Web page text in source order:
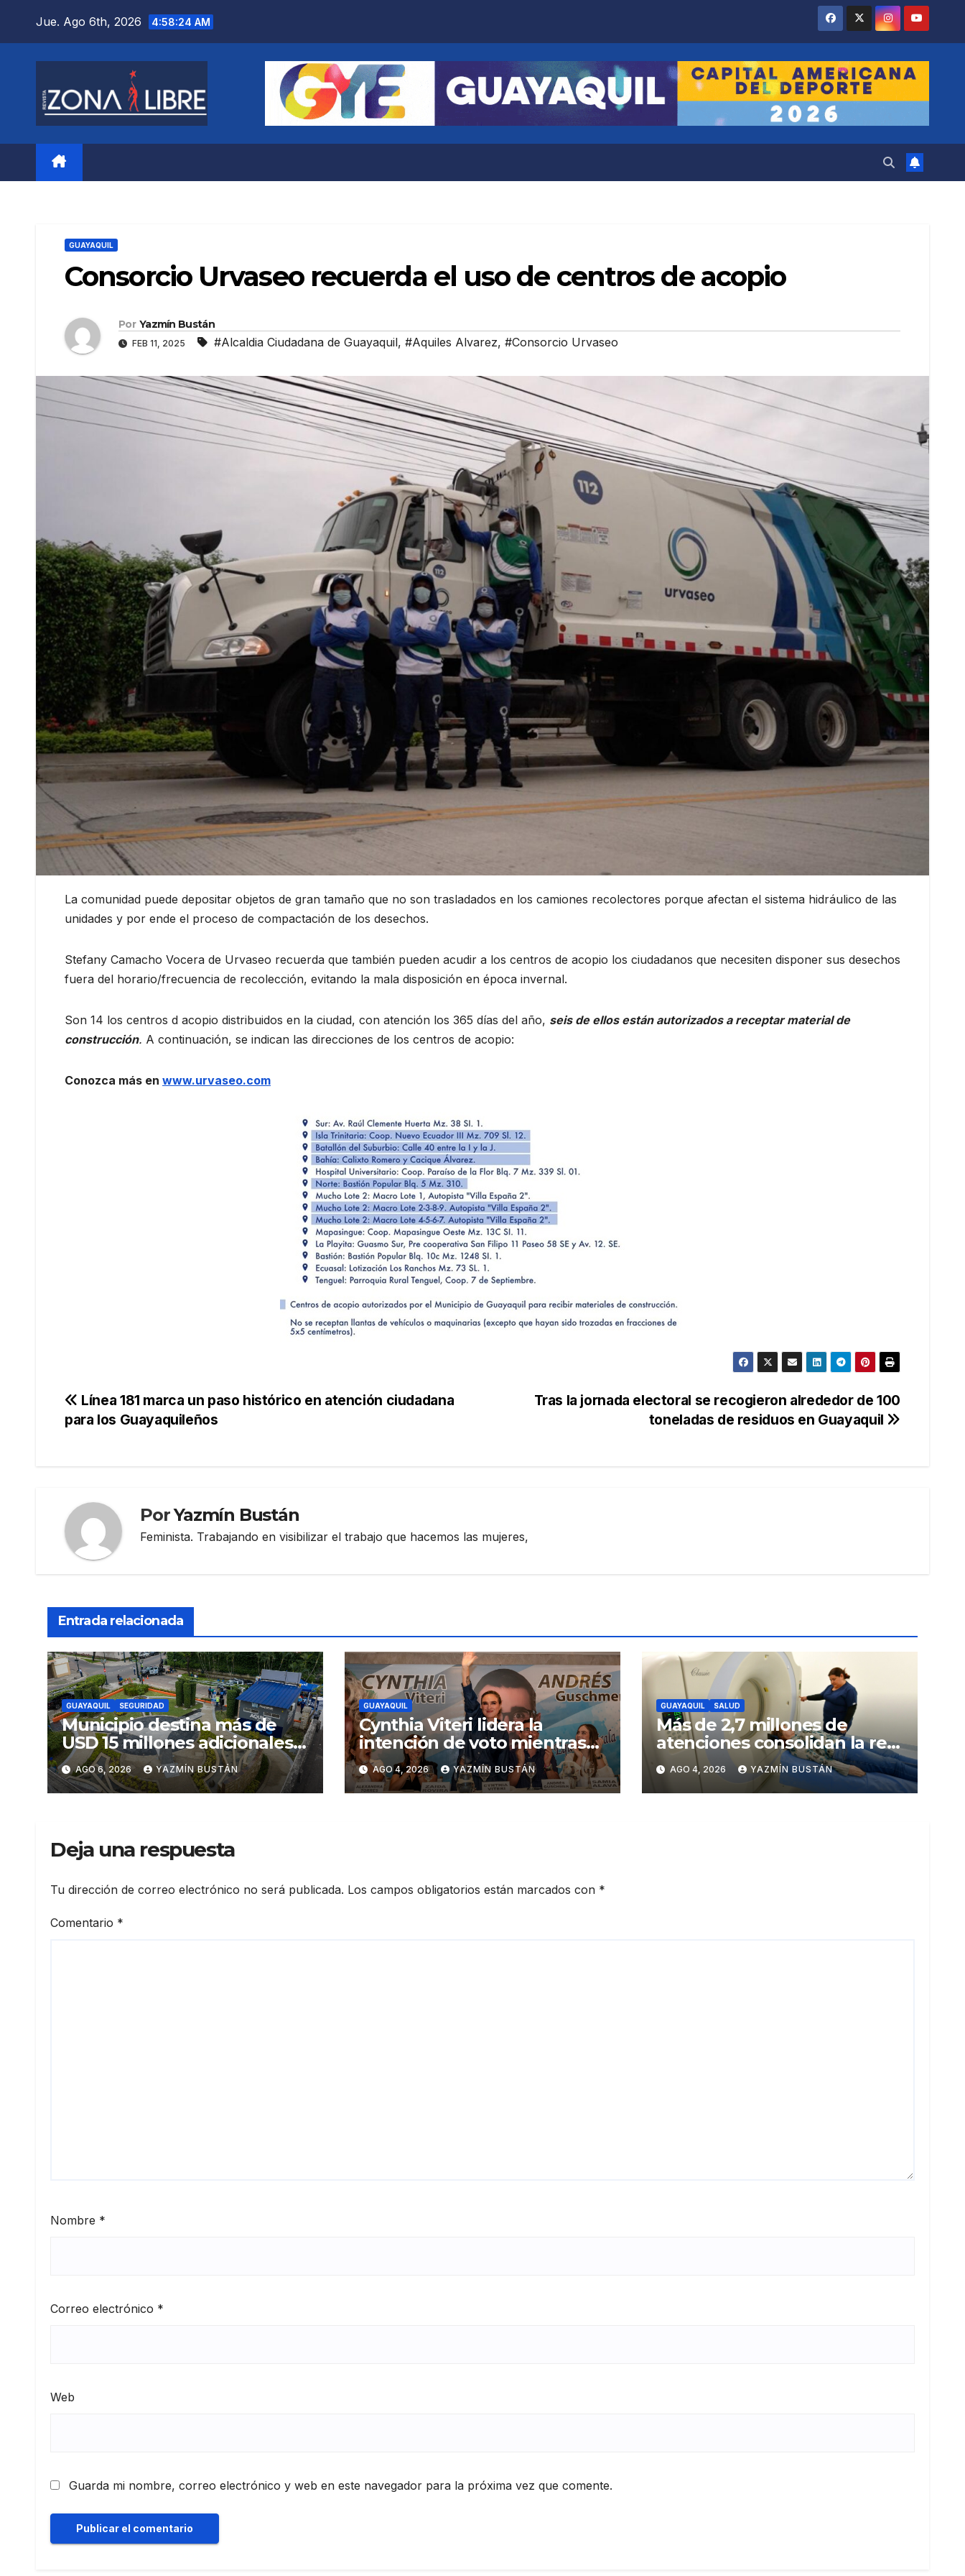
Jue. Ago 6th, 2026 4:58:25 AM
GUAYAQUIL
Consorcio Urvaseo recuerda el uso de centros de acopio
Por Yazmín Bustán
FEB 11, 2025 #Alcaldia Ciudadana de Guayaquil, #Aquiles Alvarez, #Consorcio Urvaseo
La comunidad puede depositar objetos de gran tamaño que no son trasladados en los camiones recolectores porque afectan el sistema hidráulico de las
unidades y por ende el proceso de compactación de los desechos.
Stefany Camacho Vocera de Urvaseo recuerda que también pueden acudir a los centros de acopio los ciudadanos que necesiten disponer sus desechos
fuera del horario/frecuencia de recolección, evitando la mala disposición en época invernal.
Son 14 los centros d acopio distribuidos en la ciudad, con atención los 365 días del año, seis de ellos están autorizados a receptar material de
construcción. A continuación, se indican las direcciones de los centros de acopio:
Conozca más en www.urvaseo.com
Navegación
de
Tras la jornada electoral se recogieron alrededor de 100
toneladas de residuos en Guayaquil
Línea 181 marca un paso histórico en atención ciudadana
para los Guayaquileños
PorYazmín Bustán
Feminista. Trabajando en visibilizar el trabajo que hacemos las mujeres,
Entrada relacionada
GUAYAQUIL SEGURIDAD
Municipio destina más de
USD 15 millones adicionales a
SEGURA EP para fortalecer la
seguridad ciudadana
AGO 6, 2026 YAZMÍN BUSTÁN
GUAYAQUIL
Cynthia Viteri lidera la
intención de voto mientras
Andrés Guschmer muestra
un destacado crecimiento,
según AtlasIntel
AGO 4, 2026 YAZMÍN BUSTÁN
GUAYAQUIL SALUD
Más de 2,7 millones de
atenciones consolidan la red
municipal de salud
AGO 4, 2026 YAZMÍN BUSTÁN
Deja una respuesta
Tu dirección de correo electrónico no será publicada. Los campos obligatorios están marcados con *
Comentario *
Nombre *
Correo electrónico *
Web
Guarda mi nombre, correo electrónico y web en este navegador para la próxima vez que comente.